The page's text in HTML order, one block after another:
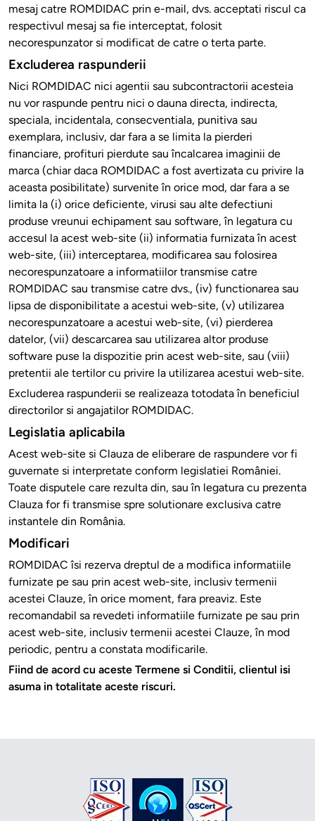
mesaj catre ROMDIDAC prin e-mail, dvs. acceptati riscul ca
respectivul mesaj sa fie interceptat, folosit
necorespunzator si modificat de catre o terta parte.
Excluderea raspunderii
Nici ROMDIDAC nici agentii sau subcontractorii acesteia
nu vor raspunde pentru nici o dauna directa, indirecta,
speciala, incidentala, consecventiala, punitiva sau
exemplara, inclusiv, dar fara a se limita la pierderi
financiare, profituri pierdute sau încalcarea imaginii de
marca (chiar daca ROMDIDAC a fost avertizata cu privire la
aceasta posibilitate) survenite în orice mod, dar fara a se
limita la (i) orice deficiente, virusi sau alte defectiuni
produse vreunui echipament sau software, în legatura cu
accesul la acest web-site (ii) informatia furnizata în acest
web-site, (iii) interceptarea, modificarea sau folosirea
necorespunzatoare a informatiilor transmise catre
ROMDIDAC sau transmise catre dvs., (iv) functionarea sau
lipsa de disponibilitate a acestui web-site, (v) utilizarea
necorespunzatoare a acestui web-site, (vi) pierderea
datelor, (vii) descarcarea sau utilizarea altor produse
software puse la dispozitie prin acest web-site, sau (viii)
pretentii ale tertilor cu privire la utilizarea acestui web-site.
Excluderea raspunderii se realizeaza totodata în beneficiul
directorilor si angajatilor ROMDIDAC.
Legislatia aplicabila
Acest web-site si Clauza de eliberare de raspundere vor fi
guvernate si interpretate conform legislatiei României.
Toate disputele care rezulta din, sau în legatura cu prezenta
Clauza for fi transmise spre solutionare exclusiva catre
instantele din România.
Modificari
ROMDIDAC îsi rezerva dreptul de a modifica informatiile
furnizate pe sau prin acest web-site, inclusiv termenii
acestei Clauze, în orice moment, fara preaviz. Este
recomandabil sa revedeti informatiile furnizate pe sau prin
acest web-site, inclusiv termenii acestei Clauze, în mod
periodic, pentru a constata modificarile.
Fiind de acord cu aceste Termene si Conditii, clientul isi
asuma in totalitate aceste riscuri.